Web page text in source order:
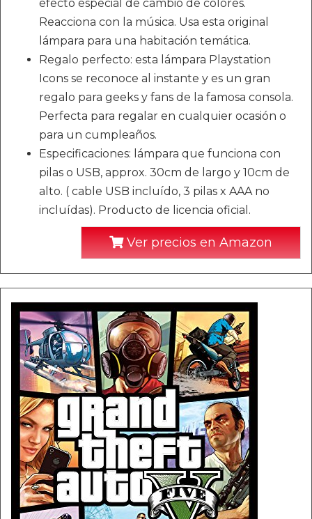
efecto especial de cambio de colores.
Reacciona con la música. Usa esta original
lámpara para una habitación temática.
Regalo perfecto: esta lámpara Playstation
Icons se reconoce al instante y es un gran
regalo para geeks y fans de la famosa consola.
Perfecta para regalar en cualquier ocasión o
para un cumpleaños.
Especificaciones: lámpara que funciona con
pilas o USB, approx. 30cm de largo y 10cm de
alto. ( cable USB incluído, 3 pilas x AAA no
incluídas). Producto de licencia oficial.
Ver precios en Amazon